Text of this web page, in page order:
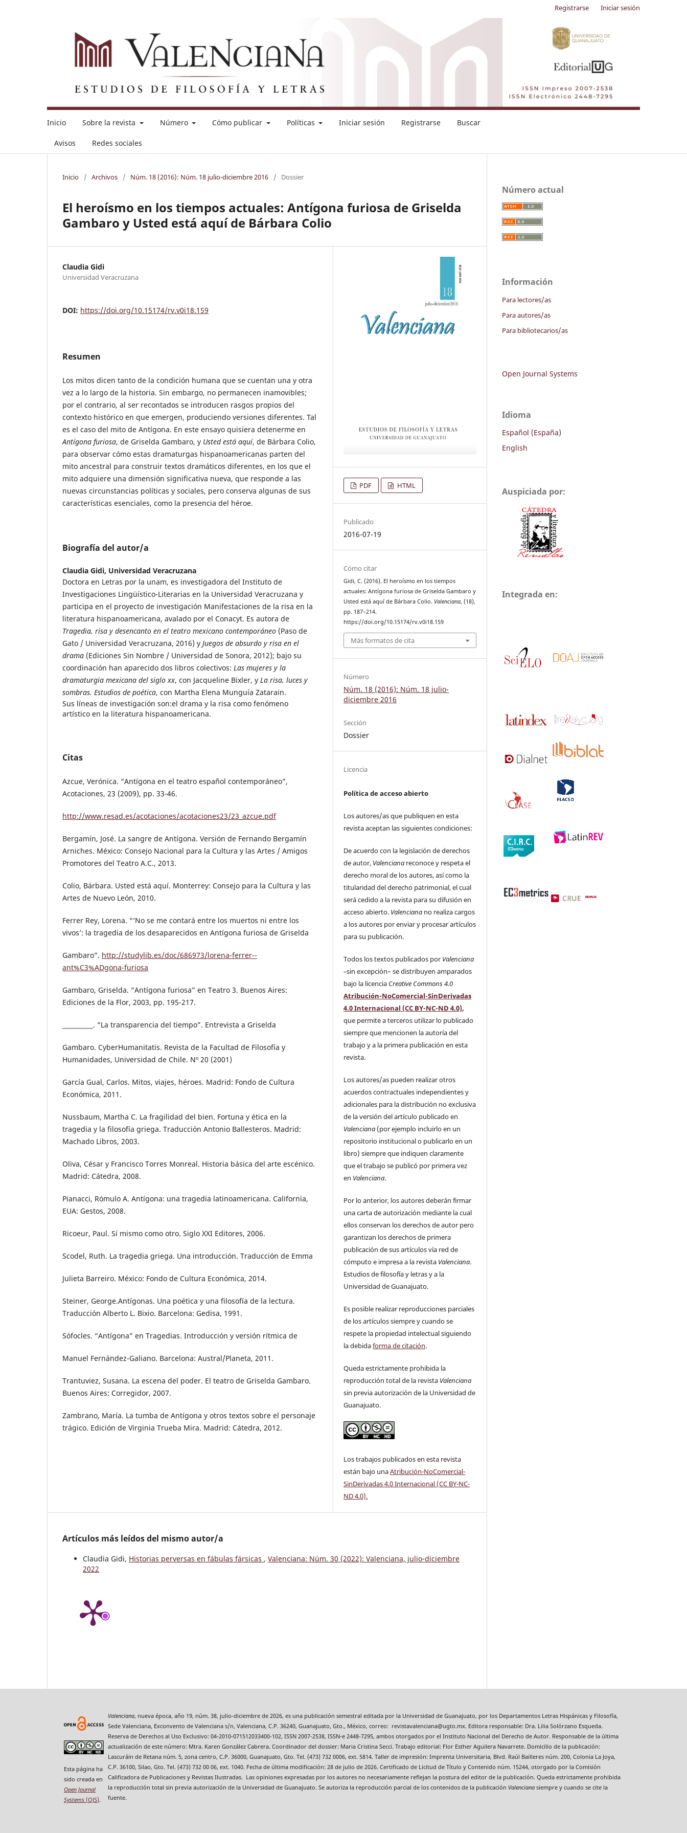
Inicio Sobre la revista Número Cómo publicar Políticas Iniciar sesión Registrarse Buscar
Avisos Redes sociales
Registrarse Iniciar sesión
Inicio / Archivos / Núm. 18 (2016): Núm. 18 julio-diciembre 2016 / Dossier
El heroísmo en los tiempos actuales: Antígona furiosa de Griselda
Gambaro y Usted está aquí de Bárbara Colio
Claudia Gidi
Universidad Veracruzana
DOI: https://doi.org/10.15174/rv.v0i18.159
Resumen
Los mitos dicen tanto de la condición humana que se cuentan una y otra
vez a lo largo de la historia. Sin embargo, no permanecen inamovibles;
por el contrario, al ser recontados se introducen rasgos propios del
contexto histórico en que emergen, produciendo versiones diferentes. Tal
es el caso del mito de Antígona. En este ensayo quisiera detenerme en
Antígona furiosa, de Griselda Gambaro, y Usted está aquí, de Bárbara Colio,
para observar cómo estas dramaturgas hispanoamericanas parten del
mito ancestral para construir textos dramáticos diferentes, en los que el
mito adquiere una dimensión significativa nueva, que responde a las
nuevas circunstancias políticas y sociales, pero conserva algunas de sus
características esenciales, como la presencia del héroe.
Biografía del autor/a
Claudia Gidi, Universidad Veracruzana
Doctora en Letras por la unam, es investigadora del Instituto de
Investigaciones Lingüístico-Literarias en la Universidad Veracruzana y
participa en el proyecto de investigación Manifestaciones de la risa en la
literatura hispanoamericana, avalado por el Conacyt. Es autora de
Tragedia, risa y desencanto en el teatro mexicano contemporáneo (Paso de
Gato / Universidad Veracruzana, 2016) y Juegos de absurdo y risa en el
drama (Ediciones Sin Nombre / Universidad de Sonora, 2012); bajo su
coordinación han aparecido dos libros colectivos: Las mujeres y la
dramaturgia mexicana del siglo xx, con Jacqueline Bixler, y La risa, luces y
sombras. Estudios de poética, con Martha Elena Munguía Zatarain.
Sus líneas de investigación son:el drama y la risa como fenómeno
artístico en la literatura hispanoamericana.
Citas
Azcue, Verónica. “Antígona en el teatro español contemporáneo”,
Acotaciones, 23 (2009), pp. 33-46.
http://www.resad.es/acotaciones/acotaciones23/23_azcue.pdf
Bergamín, José. La sangre de Antígona. Versión de Fernando Bergamín
Arniches. México: Consejo Nacional para la Cultura y las Artes / Amigos
Promotores del Teatro A.C., 2013.
Colio, Bárbara. Usted está aquí. Monterrey: Consejo para la Cultura y las
Artes de Nuevo León, 2010.
Ferrer Rey, Lorena. “‘No se me contará entre los muertos ni entre los
vivos’: la tragedia de los desaparecidos en Antígona furiosa de Griselda
Gambaro”. http://studylib.es/doc/686973/lorena-ferrer--
ant%C3%ADgona-furiosa
Gambaro, Griselda. “Antígona furiosa” en Teatro 3. Buenos Aires:
Ediciones de la Flor, 2003, pp. 195-217.
__________. “La transparencia del tiempo”. Entrevista a Griselda
Gambaro. CyberHumanitatis. Revista de la Facultad de Filosofía y
Humanidades, Universidad de Chile. Nº 20 (2001)
García Gual, Carlos. Mitos, viajes, héroes. Madrid: Fondo de Cultura
Económica, 2011.
Nussbaum, Martha C. La fragilidad del bien. Fortuna y ética en la
tragedia y la filosofía griega. Traducción Antonio Ballesteros. Madrid:
Machado Libros, 2003.
Oliva, César y Francisco Torres Monreal. Historia básica del arte escénico.
Madrid: Cátedra, 2008.
Pianacci, Rómulo A. Antígona: una tragedia latinoamericana. California,
EUA: Gestos, 2008.
Ricoeur, Paul. Sí mismo como otro. Siglo XXI Editores, 2006.
Scodel, Ruth. La tragedia griega. Una introducción. Traducción de Emma
Julieta Barreiro. México: Fondo de Cultura Económica, 2014.
Steiner, George.Antígonas. Una poética y una filosofía de la lectura.
Traducción Alberto L. Bixio. Barcelona: Gedisa, 1991.
Sófocles. “Antígona” en Tragedias. Introducción y versión rítmica de
Manuel Fernández-Galiano. Barcelona: Austral/Planeta, 2011.
Trantuviez, Susana. La escena del poder. El teatro de Griselda Gambaro.
Buenos Aires: Corregidor, 2007.
Zambrano, María. La tumba de Antígona y otros textos sobre el personaje
trágico. Edición de Virginia Trueba Mira. Madrid: Cátedra, 2012.
PDF HTML
Publicado
2016-07-19
Cómo citar
Gidi, C. (2016). El heroísmo en los tiempos
actuales: Antígona furiosa de Griselda Gambaro y
Usted está aquí de Bárbara Colio. Valenciana, (18),
pp. 187–214.
https://doi.org/10.15174/rv.v0i18.159
Más formatos de cita
Número
Núm. 18 (2016): Núm. 18 julio-
diciembre 2016
Sección
Dossier
Licencia
Política de acceso abierto
Los autores/as que publiquen en esta
revista aceptan las siguientes condiciones:
De acuerdo con la legislación de derechos
de autor, Valenciana reconoce y respeta el
derecho moral de los autores, así como la
titularidad del derecho patrimonial, el cual
será cedido a la revista para su difusión en
acceso abierto. Valenciana no realiza cargos
a los autores por enviar y procesar artículos
para su publicación.
Todos los textos publicados por Valenciana
–sin excepción– se distribuyen amparados
bajo la licencia Creative Commons 4.0
Atribución-NoComercial-SinDerivadas
4.0 Internacional (CC BY-NC-ND 4.0),
que permite a terceros utilizar lo publicado
siempre que mencionen la autoría del
trabajo y a la primera publicación en esta
revista.
Los autores/as pueden realizar otros
acuerdos contractuales independientes y
adicionales para la distribución no exclusiva
de la versión del artículo publicado en
Valenciana (por ejemplo incluirlo en un
repositorio institucional o publicarlo en un
libro) siempre que indiquen claramente
que el trabajo se publicó por primera vez
en Valenciana.
Por lo anterior, los autores deberán firmar
una carta de autorización mediante la cual
ellos conservan los derechos de autor pero
garantizan los derechos de primera
publicación de sus artículos vía red de
cómputo e impresa a la revista Valenciana.
Estudios de filosofía y letras y a la
Universidad de Guanajuato.
Es posible realizar reproducciones parciales
de los artículos siempre y cuando se
respete la propiedad intelectual siguiendo
la debidaforma de citación.
Queda estrictamente prohibida la
reproducción total de la revista Valenciana
sin previa autorización de la Universidad de
Guanajuato.
Los trabajos publicados en esta revista
están bajo unaAtribución-NoComercial-
SinDerivadas 4.0 Internacional (CC BY-NC-
ND 4.0).
Artículos más leídos del mismo autor/a
Claudia Gidi, Historias perversas en fábulas fársicas , Valenciana: Núm. 30 (2022): Valenciana, julio-diciembre
2022
Número actual
Información
Para lectores/as
Para autores/as
Para bibliotecarios/as
Open Journal Systems
Idioma
Español (España)
English
Auspiciada por:
Integrada en:
Esta página ha
sido creada en
Open Journal
Systems (OJS).
Valenciana, nueva época, año 19, núm. 38, julio-diciembre de 2026, es una publicación semestral editada por la Universidad de Guanajuato, por los Departamentos Letras Hispánicas y Filosofía,
Sede Valenciana, Exconvento de Valenciana s/n, Valenciana, C.P. 36240, Guanajuato, Gto., México, correo: revistavalenciana@ugto.mx. Editora responsable: Dra. Lilia Solórzano Esqueda.
Reserva de Derechos al Uso Exclusivo: 04-2010-071512033400-102, ISSN 2007-2538, ISSN-e 2448-7295, ambos otorgados por el Instituto Nacional del Derecho de Autor. Responsable de la última
actualización de este número: Mtra. Karen González Cabrera. Coordinador del dossier: Maria Cristina Secci. Trabajo editorial: Flor Esther Aguilera Navarrete. Domicilio de la publicación:
Lascuráin de Retana núm. 5, zona centro, C.P. 36000, Guanajuato, Gto. Tel. (473) 732 0006, ext. 5814. Taller de impresión: Imprenta Universitaria, Blvd. Raúl Bailleres núm. 200, Colonia La Joya,
C.P. 36100, Silao, Gto. Tel. (473) 732 00 06, ext. 1040. Fecha de última modificación: 28 de julio de 2026. Certificado de Licitud de Título y Contenido núm. 15244, otorgado por la Comisión
Calificadora de Publicaciones y Revistas Ilustradas. Las opiniones expresadas por los autores no necesariamente reflejan la postura del editor de la publicación. Queda estrictamente prohibida
la reproducción total sin previa autorización de la Universidad de Guanajuato. Se autoriza la reproducción parcial de los contenidos de la publicación Valenciana siempre y cuando se cite la
fuente.